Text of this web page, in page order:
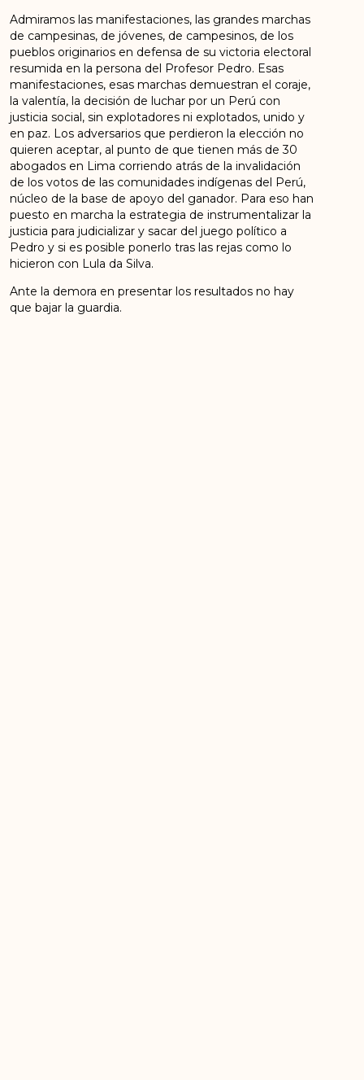
Admiramos las manifestaciones, las grandes marchas
de campesinas, de jóvenes, de campesinos, de los
pueblos originarios en defensa de su victoria electoral
resumida en la persona del Profesor Pedro. Esas
manifestaciones, esas marchas demuestran el coraje,
la valentía, la decisión de luchar por un Perú con
justicia social, sin explotadores ni explotados, unido y
en paz. Los adversarios que perdieron la elección no
quieren aceptar, al punto de que tienen más de 30
abogados en Lima corriendo atrás de la invalidación
de los votos de las comunidades indígenas del Perú,
núcleo de la base de apoyo del ganador. Para eso han
puesto en marcha la estrategia de instrumentalizar la
justicia para judicializar y sacar del juego político a
Pedro y si es posible ponerlo tras las rejas como lo
hicieron con Lula da Silva.
Ante la demora en presentar los resultados no hay
que bajar la guardia.